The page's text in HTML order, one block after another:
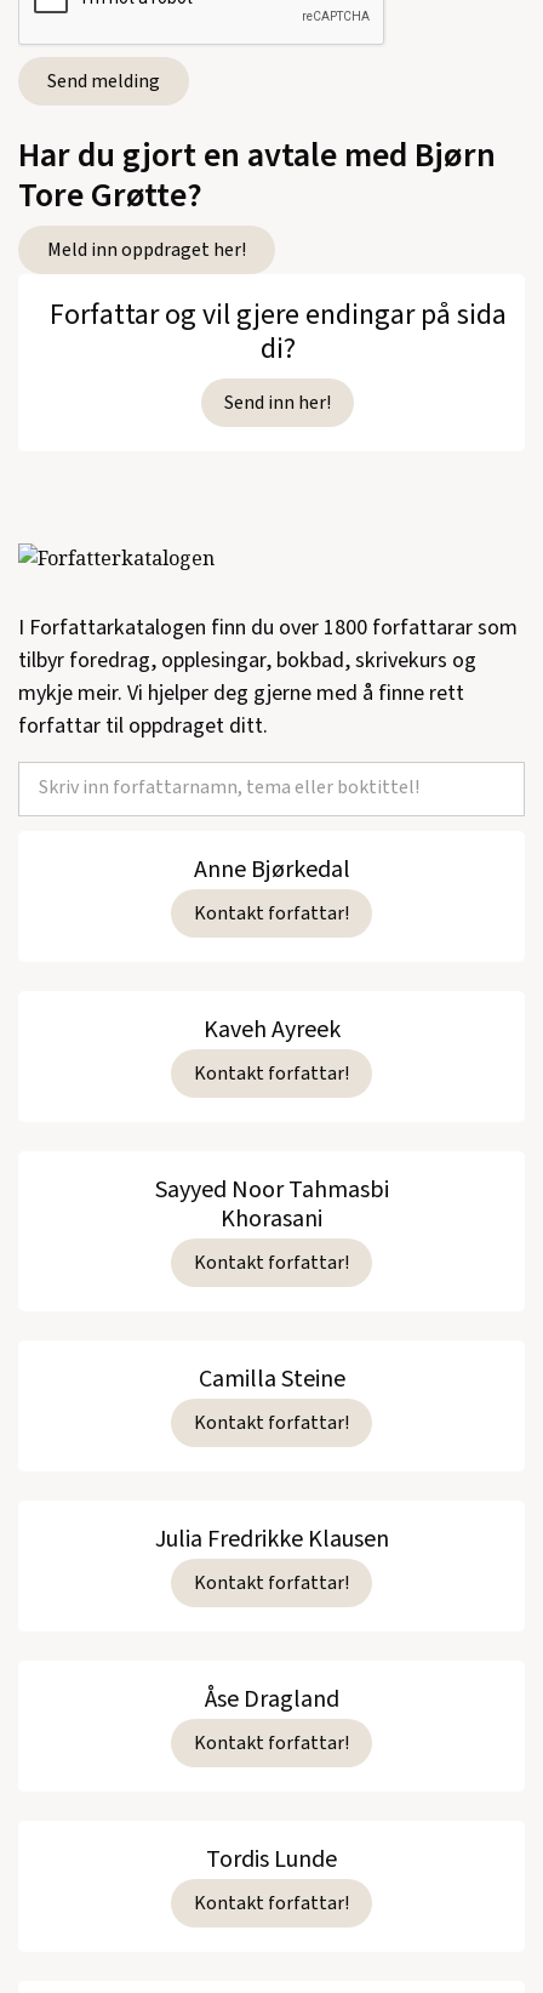
Har du gjort en avtale med Bjørn
Tore Grøtte?
Meld inn oppdraget her!
Forfattar og vil gjere endingar på sida
di?
Send inn her!
I Forfattarkatalogen finn du over 1800 forfattarar som
tilbyr foredrag, opplesingar, bokbad, skrivekurs og
mykje meir. Vi hjelper deg gjerne med å finne rett
forfattar til oppdraget ditt.
Anne Bjørkedal
Kontakt forfattar!
Kaveh Ayreek
Kontakt forfattar!
Sayyed Noor Tahmasbi
Khorasani
Kontakt forfattar!
Camilla Steine
Kontakt forfattar!
Julia Fredrikke Klausen
Kontakt forfattar!
Åse Dragland
Kontakt forfattar!
Tordis Lunde
Kontakt forfattar!